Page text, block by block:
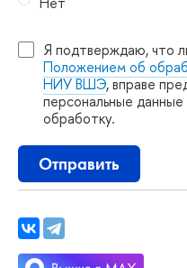
Я подтверждаю, что
Положением об
НИУ ВШЭ, вправе
персональные данные
обработку.
Отправить